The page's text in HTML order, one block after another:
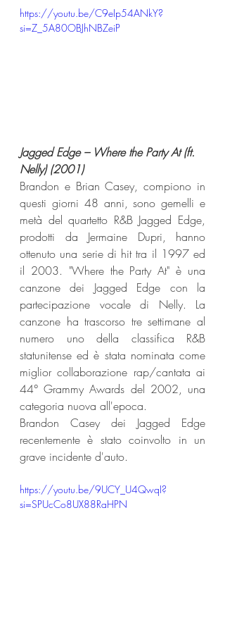
https://youtu.be/C9eIp54ANkY?
si=Z_5A80OBJhNBZeiP
Jagged Edge – Where the Party At (ft.
Nelly) (2001)
Brandon e Brian Casey, compiono in
questi giorni 48 anni, sono gemelli e
metà del quartetto R&B Jagged Edge,
prodotti da Jermaine Dupri, hanno
ottenuto una serie di hit tra il 1997 ed
il 2003. "Where the Party At" è una
canzone dei Jagged Edge con la
partecipazione vocale di Nelly. La
canzone ha trascorso tre settimane al
numero uno della classifica R&B
statunitense ed è stata nominata come
miglior collaborazione rap/cantata ai
44° Grammy Awards del 2002, una
categoria nuova all'epoca.
Brandon Casey dei Jagged Edge
recentemente è stato coinvolto in un
grave incidente d'auto.
https://youtu.be/9UCY_U4QwqI?
si=SPUcCo8UX88RaHPN